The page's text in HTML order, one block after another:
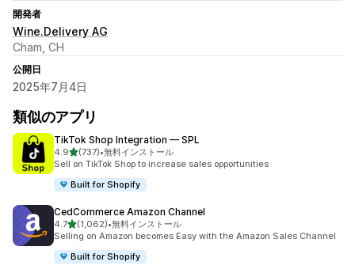
開発者
Wine.Delivery AG
Cham, CH
公開日
2025年7月4日
類似のアプリ
TikTok Shop Integration — SPL
4.95つ星中
(737)
合計レビュー数：737件
•無料インストール
Sell on TikTok Shop to increase sales opportunities
Built for Shopify
CedCommerce Amazon Channel
4.75つ星中
(1,062)
合計レビュー数：1062件
•無料インストール
Selling on Amazon becomes Easy with the Amazon Sales Channel
Built for Shopify